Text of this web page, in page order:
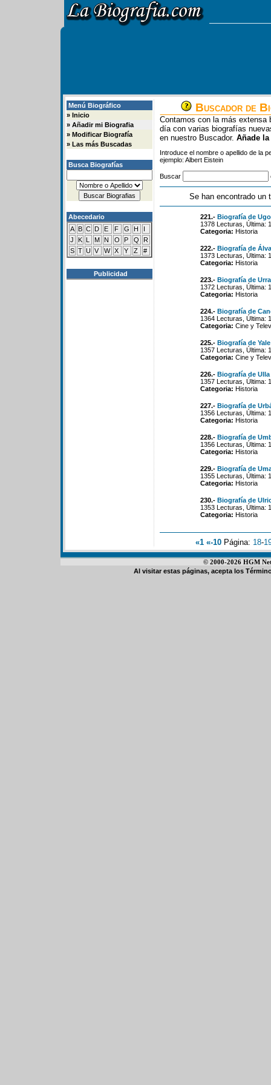
Menú Biográfico
» Inicio
» Añadir mi Biografia
» Modificar Biografía
» Las más Buscadas
Busca Biografías
Abecedario
A B C D E F G H
I
J
K L M N O P Q
R
S T U V W X Y Z #
Publicidad
Buscador de
Contamos con la más extensa
día con varias biografías
en nuestro Buscador. Añade
Introduce el nombre o apellido de la
ejemplo: Albert Eistein
Buscar
Se han encontrado un
221.- Biografía de
1378 Lecturas, Última:
Categoria: Historia
222.- Biografía de
1373 Lecturas, Última:
Categoria: Historia
223.- Biografía de
1372 Lecturas, Última:
Categoria: Historia
224.- Biografía de
1364 Lecturas, Última:
Categoria: Cine y
225.- Biografía de
1357 Lecturas, Última:
Categoria: Cine y
226.- Biografía de
1357 Lecturas, Última:
Categoria: Historia
227.- Biografía de
1356 Lecturas, Última:
Categoria: Historia
228.- Biografía de
1356 Lecturas, Última:
Categoria: Historia
229.- Biografía de
1355 Lecturas, Última:
Categoria: Historia
230.- Biografía de
1353 Lecturas, Última:
Categoria: Historia
«1 «-10 Página: 18-
© 2000-2026 HGM
Al visitar estas páginas, acepta los